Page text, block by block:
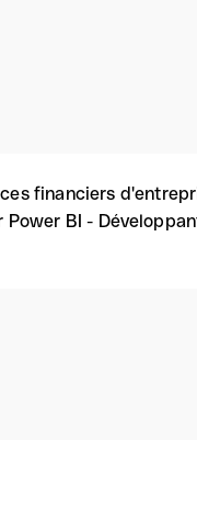
financiers
BI -